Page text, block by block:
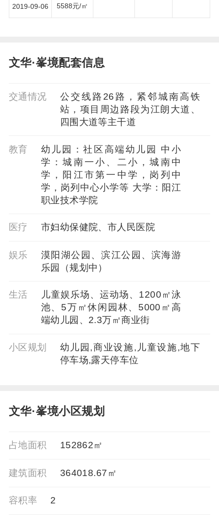
2019-09-06 5588元/㎡
文华·峯境配套信息
交通情况
公交线路26路，紧邻城南高铁
站，项目周边路段为江朗大道、
四围大道等主干道
教育
幼儿园：社区高端幼儿园 中小
学：城南一小、二小，城南中
学，阳江市第一中学，岗列中
学，岗列中心小学等 大学：阳江
职业技术学院
医疗 市妇幼保健院、市人民医院
娱乐
漠阳湖公园、滨江公园、滨海游
乐园（规划中）
生活
儿童娱乐场、运动场、1200㎡泳
池、5万㎡休闲园林、5000㎡高
端幼儿园、2.3万㎡商业街
小区规划
幼儿园,商业设施,儿童设施,地下
停车场,露天停车位
文华·峯境小区规划
占地面积 152862㎡
建筑面积 364018.67㎡
容积率 2